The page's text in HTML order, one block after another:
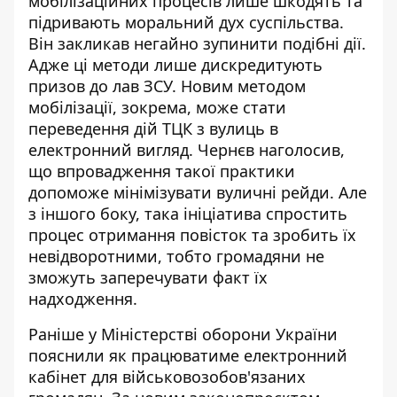
підривають моральний дух суспільства.
Він закликав негайно зупинити подібні дії.
Адже ці методи лише дискредитують
призов до лав ЗСУ. Новим методом
мобілізації, зокрема, може стати
переведення дій ТЦК з вулиць в
електронний вигляд. Чернєв наголосив,
що впровадження такої практики
допоможе мінімізувати вуличні рейди. Але
з іншого боку, така ініціатива спростить
процес отримання повісток та зробить їх
невідворотними, тобто громадяни не
зможуть заперечувати факт їх
надходження.
Раніше у Міністерстві оборони України
пояснили як працюватиме електронний
кабінет для військовозобов'язаних